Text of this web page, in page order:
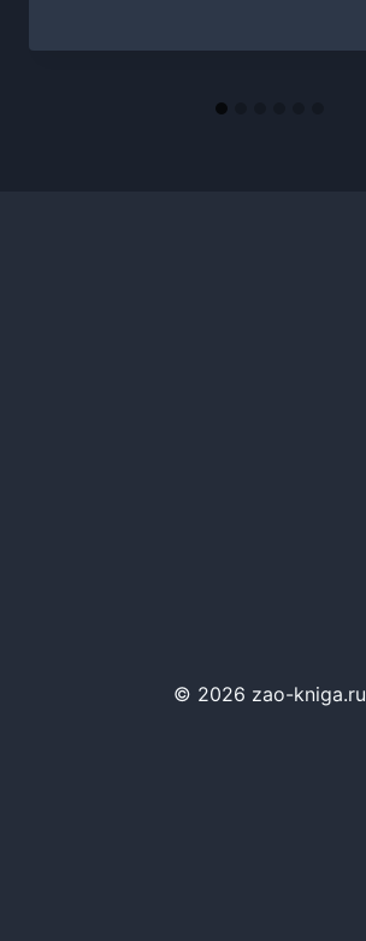
© 2026 zao-kniga.ru